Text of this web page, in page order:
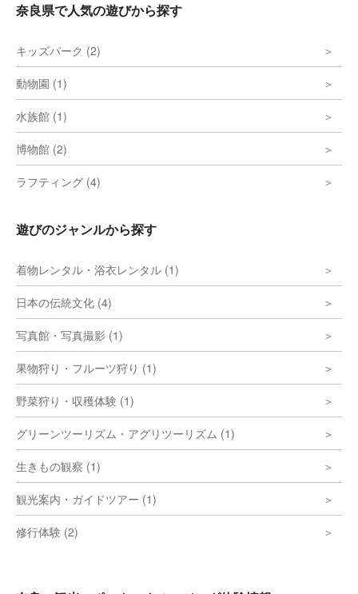
奈良県で人気の遊びから探す
キッズパーク (2)
動物園 (1)
水族館 (1)
博物館 (2)
ラフティング (4)
遊びのジャンルから探す
着物レンタル・浴衣レンタル (1)
日本の伝統文化 (4)
写真館・写真撮影 (1)
果物狩り・フルーツ狩り (1)
野菜狩り・収穫体験 (1)
グリーンツーリズム・アグリツーリズム (1)
生きもの観察 (1)
観光案内・ガイドツアー (1)
修行体験 (2)